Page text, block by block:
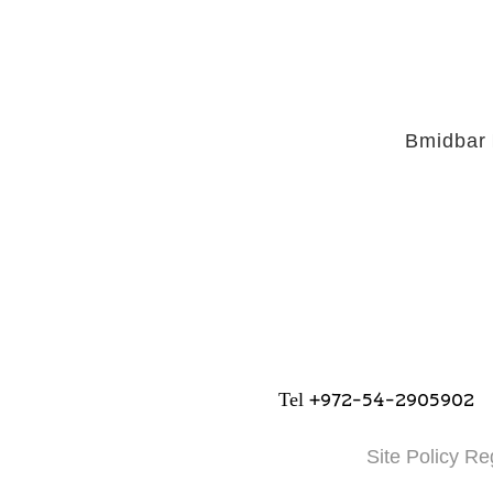
Bmidbar
Tel +972-54-2905902
Site Policy